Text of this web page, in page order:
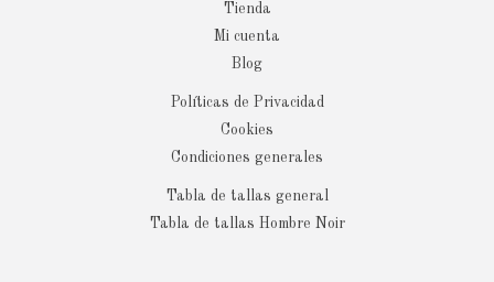
Tienda
Mi cuenta
Blog
Políticas de Privacidad
Cookies
Condiciones generales
Tabla de tallas general
Tabla de tallas Hombre Noir